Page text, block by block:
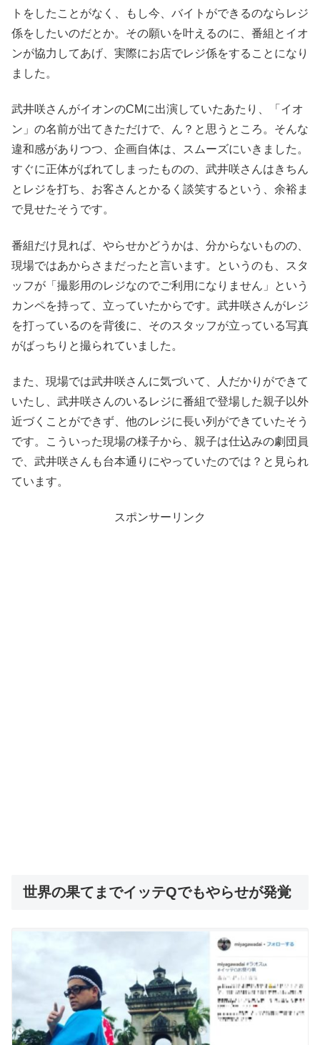
トをしたことがなく、もし今、バイトができるのならレジ
係をしたいのだとか。その願いを叶えるのに、番組とイオ
ンが協力してあげ、実際にお店でレジ係をすることになり
ました。
武井咲さんがイオンのCMに出演していたあたり、「イオ
ン」の名前が出てきただけで、ん？と思うところ。そんな
違和感がありつつ、企画自体は、スムーズにいきました。
すぐに正体がばれてしまったものの、武井咲さんはきちん
とレジを打ち、お客さんとかるく談笑するという、余裕ま
で見せたそうです。
番組だけ見れば、やらせかどうかは、分からないものの、
現場ではあからさまだったと言います。というのも、スタ
ッフが「撮影用のレジなのでご利用になりません」という
カンペを持って、立っていたからです。武井咲さんがレジ
を打っているのを背後に、そのスタッフが立っている写真
がばっちりと撮られていました。
また、現場では武井咲さんに気づいて、人だかりができて
いたし、武井咲さんのいるレジに番組で登場した親子以外
近づくことができず、他のレジに長い列ができていたそう
です。こういった現場の様子から、親子は仕込みの劇団員
で、武井咲さんも台本通りにやっていたのでは？と見られ
ています。
スポンサーリンク
世界の果てまでイッテQでもやらせが発覚